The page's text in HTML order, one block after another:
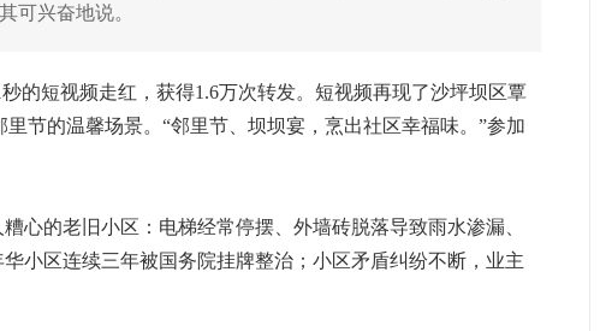
可兴奋地说。
的短视频走红，获得1.6万次转发。短视频再现了沙坪坝区覃
里节的温馨场景。“邻里节、坝坝宴，烹出社区幸福味。”参加
心的老旧小区：电梯经常停摆、外墙砖脱落导致雨水渗漏、
小区连续三年被国务院挂牌整治；小区矛盾纠纷不断，业主